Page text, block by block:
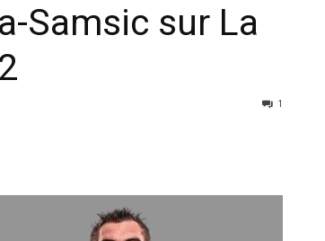
Samsic sur La
1